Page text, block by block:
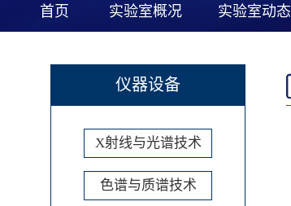
首页 实验室概况 实验室动态
仪器设备
X射线与光谱技术
色谱与质谱技术